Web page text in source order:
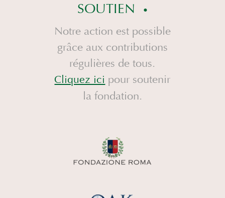
SOUTIEN
Notre action est possible
grâce aux contributions
régulières de tous.
Cliquez ici pour soutenir
la fondation.